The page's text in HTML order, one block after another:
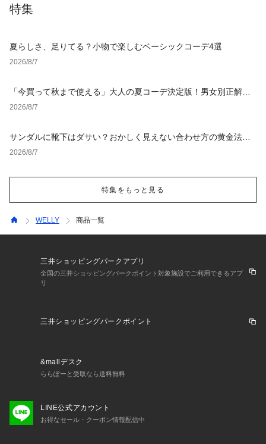
特集
夏らしさ、足りてる？小物で楽しむベーシックコーデ4選
2026/8/7
「今買って秋まで使える」大人の夏コーデ決定版！男女別正解ス
タイルとNGな着こなし
2026/8/7
サンダルに靴下はダサい？おかしく見えない合わせ方の黄金法則
と男女別おすすめコーデ
2026/8/7
特集をもっと見る
WELLY 商品一覧
三井ショッピングパークアプリ
全国の三井ショッピングパークポイント対象施設でご利用できるアプ
リ
三井ショッピングパークポイント
&mallデスク
ららぽーと受取なら送料無料
LINE公式アカウント
お得なセール・クーポン情報配信中